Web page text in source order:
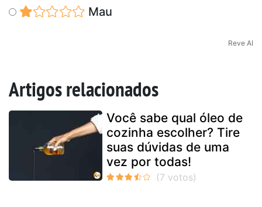
Mau
Reve AI
Artigos relacionados
Você sabe qual óleo de
cozinha escolher? Tire
suas dúvidas de uma
vez por todas!